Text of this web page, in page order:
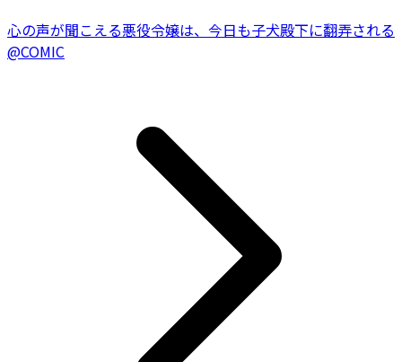
心の声が聞こえる悪役令嬢は、今日も子犬殿下に翻弄される
@COMIC